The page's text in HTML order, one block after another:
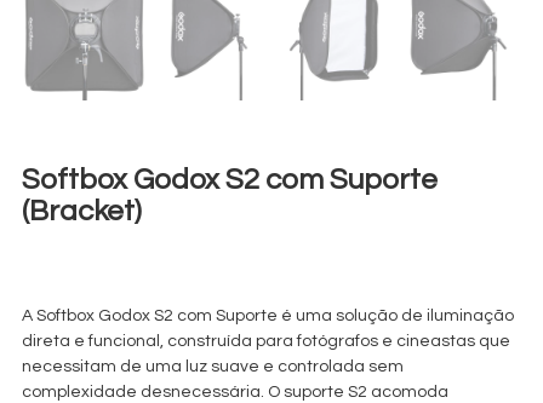
Softbox Godox S2 com Suporte
(Bracket)
A Softbox Godox S2 com Suporte é uma solução de iluminação
direta e funcional, construída para fotógrafos e cineastas que
necessitam de uma luz suave e controlada sem
complexidade desnecessária. O suporte S2 acomoda